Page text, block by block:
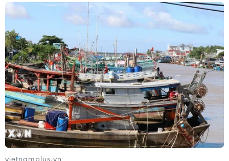
vietnamplus.vn